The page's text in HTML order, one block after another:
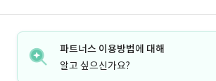
파트너스 이용방법에 대해
알고 싶으신가요?